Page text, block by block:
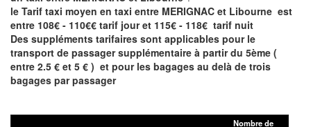
le Tarif taxi moyen en taxi entre MERIGNAC et Libourne est
entre 108€ - 110€€ tarif jour et 115€ - 118€ tarif nuit
Des suppléments tarifaires sont applicables pour le
transport de passager supplémentaire à partir du 5ème (
entre 2.5 € et 5 € ) et pour les bagages au delà de trois
bagages par passager
Nombre de